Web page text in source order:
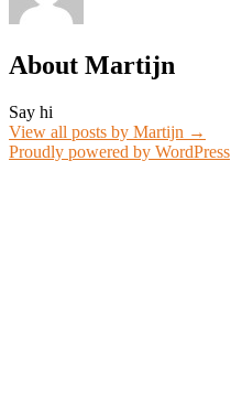
About Martijn
Say hi
View all posts by Martijn →
Proudly powered by WordPress